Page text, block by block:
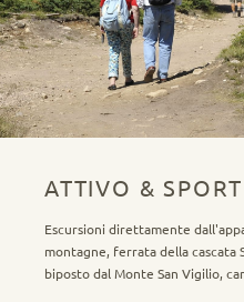
ATTIVO & SPORT
Escursioni direttamente
montagne, ferrata della cascata
biposto dal Monte San Vigilio,